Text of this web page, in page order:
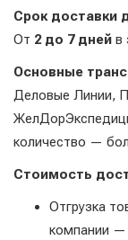
Срок доставки
От 2 до 7 дней в
Основные
Деловые Линии,
количество —
Стоимость
Отгрузка
компании —